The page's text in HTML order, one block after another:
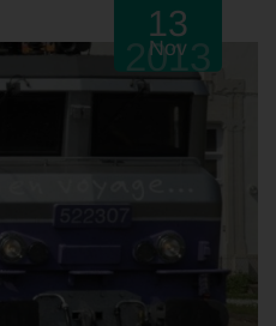
13
Nov
2013